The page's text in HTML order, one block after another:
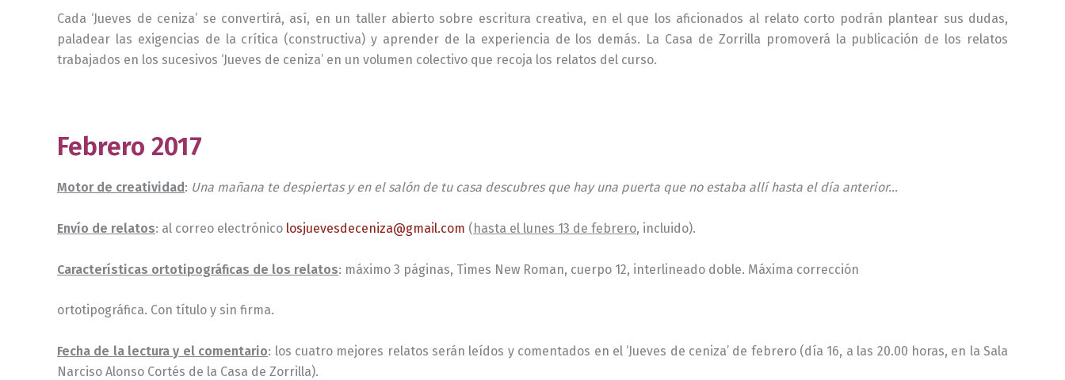
Cada ‘Jueves de ceniza’ se convertirá, así, en un taller abierto sobre escritura creativa, en el que los aficionados al relato corto podrán plantear sus dudas,
paladear las exigencias de la crítica (constructiva) y aprender de la experiencia de los demás. La Casa de Zorrilla promoverá la publicación de los relatos
trabajados en los sucesivos ‘Jueves de ceniza’ en un volumen colectivo que recoja los relatos del curso.
Febrero 2017
Motor de creatividad : Una mañana te despiertas y en el salón de tu casa descubres que hay una puerta que no estaba allí hasta el día anterior…
Envío de relatos: al correo electrónico losjuevesdeceniza@gmail.com (hasta el lunes 13 de febrero, incluido).
Características ortotipográficas de los relatos: máximo 3 páginas, Times New Roman, cuerpo 12, interlineado doble. Máxima corrección
ortotipográfica. Con título y sin firma.
Fecha de la lectura y el comentario: los cuatro mejores relatos serán leídos y comentados en el ‘Jueves de ceniza’ de febrero (día 16, a las 20.00 horas, en la Sala
Narciso Alonso Cortés de la Casa de Zorrilla).